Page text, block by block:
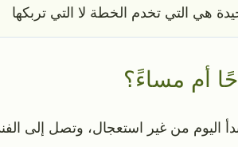
هي التي تخدم الخطة لا التي تربكها
أم مساءً؟
اليوم من غير استعجال، وتصل إلى